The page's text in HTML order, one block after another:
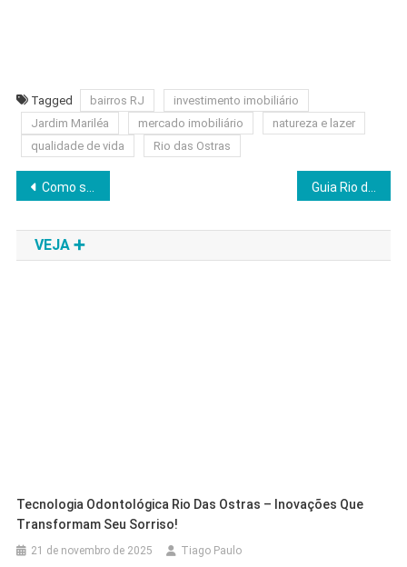
Tagged bairros RJ
investimento imobiliário
Jardim Mariléa
mercado imobiliário
natureza e lazer
qualidade de vida
Rio das Ostras
Navegação
de
Post
Como se Preparar para um Leilão de Imóveis – Guia Completo
VEJA ➕
Tecnologia Odontológica Rio Das Ostras – Inovações Que
Transformam Seu Sorriso!
21 de novembro de 2025 Tiago Paulo